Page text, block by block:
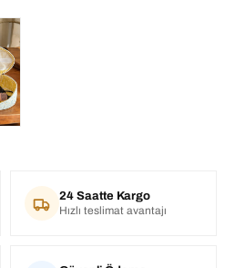
24 Saatte Kargo
Hızlı teslimat avantajı